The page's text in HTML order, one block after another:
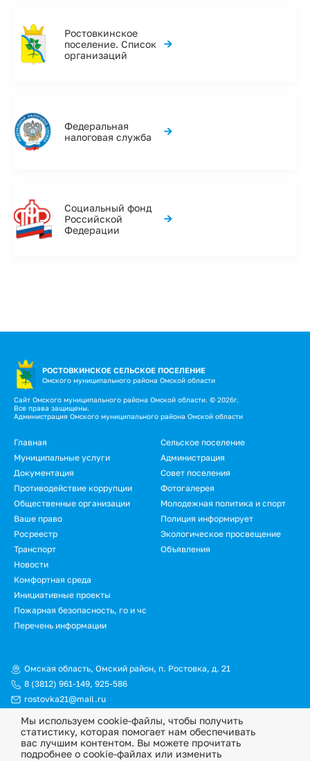
Ростовкинское
поселение. Список
организаций
→
Федеральная
налоговая служба
→
Социальный фонд
Российской
Федерации
→
РОСТОВКИНСКОЕ СЕЛЬСКОЕ ПОСЕЛЕНИЕ
Омского муниципального района Омской области
Сайт Омского муниципального района Омской области. © 2026г.
Все права защищены.
Администрация Омского муниципального района Омской области
Главная
Сельское поселение
Муниципальные услуги
Администрация
Документация
Совет поселения
Противодействие коррупции
Фотогалерея
Общественные организации
Молодежная политика и спорт
Ваше право
Полиция информирует
Росреестр
Экологическое просвещение
Транспорт
Объявления
Новости
Омская область, Омский район, п. Ростовка, д. 21
8 (3812) 961-149, 925-586
rostovka21@mail.ru
Комфортная среда
Инициативные проекты
Пожарная безопасность, го и чс
Перечень информации
© Официальный сайт Ростовкинского сельского поселения
Омского муниципального района Омской области, 2026
Мы используем cookie-файлы, чтобы получить
статистику, которая помогает нам обеспечивать
вас лучшим контентом. Вы можете прочитать
подробнее о cookie-файлах или изменить